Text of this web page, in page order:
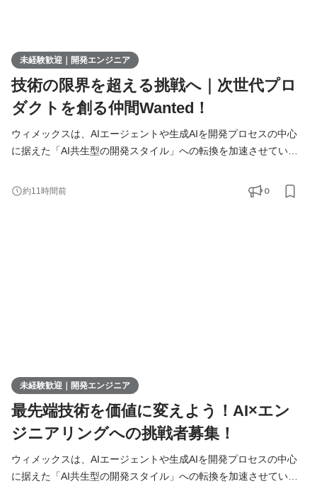
未経験歓迎｜開発エンジニア
技術の限界を超える挑戦へ｜次世代プロ
ダクトを創る仲間Wanted！
ウィメックスは、AIエージェントや生成AIを開発プロセスの中心
に据えた「AI共生型の開発スタイル」への転換を加速させていま
極的に募集しています。 AIを相棒に、圧倒的なスピードと品質を
実現し、最先端の技術を使いこなすエンジニアへ成長したい方を
約11時間前 0
未経験歓迎｜開発エンジニア
最先端技術を価値に変えよう！AI×エン
ジニアリングへの挑戦者募集！
ウィメックスは、AIエージェントや生成AIを開発プロセスの中心
に据えた「AI共生型の開発スタイル」への転換を加速させていま